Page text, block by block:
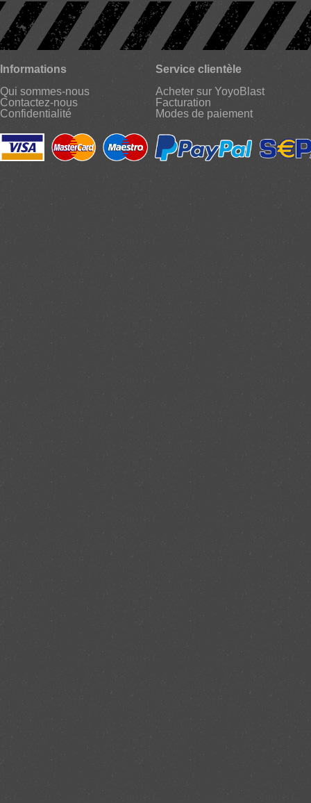
Informations
Qui sommes-nous
Contactez-nous
Confidentialité
Service clientèle
Acheter sur YoyoBlast
Facturation
Modes de paiement